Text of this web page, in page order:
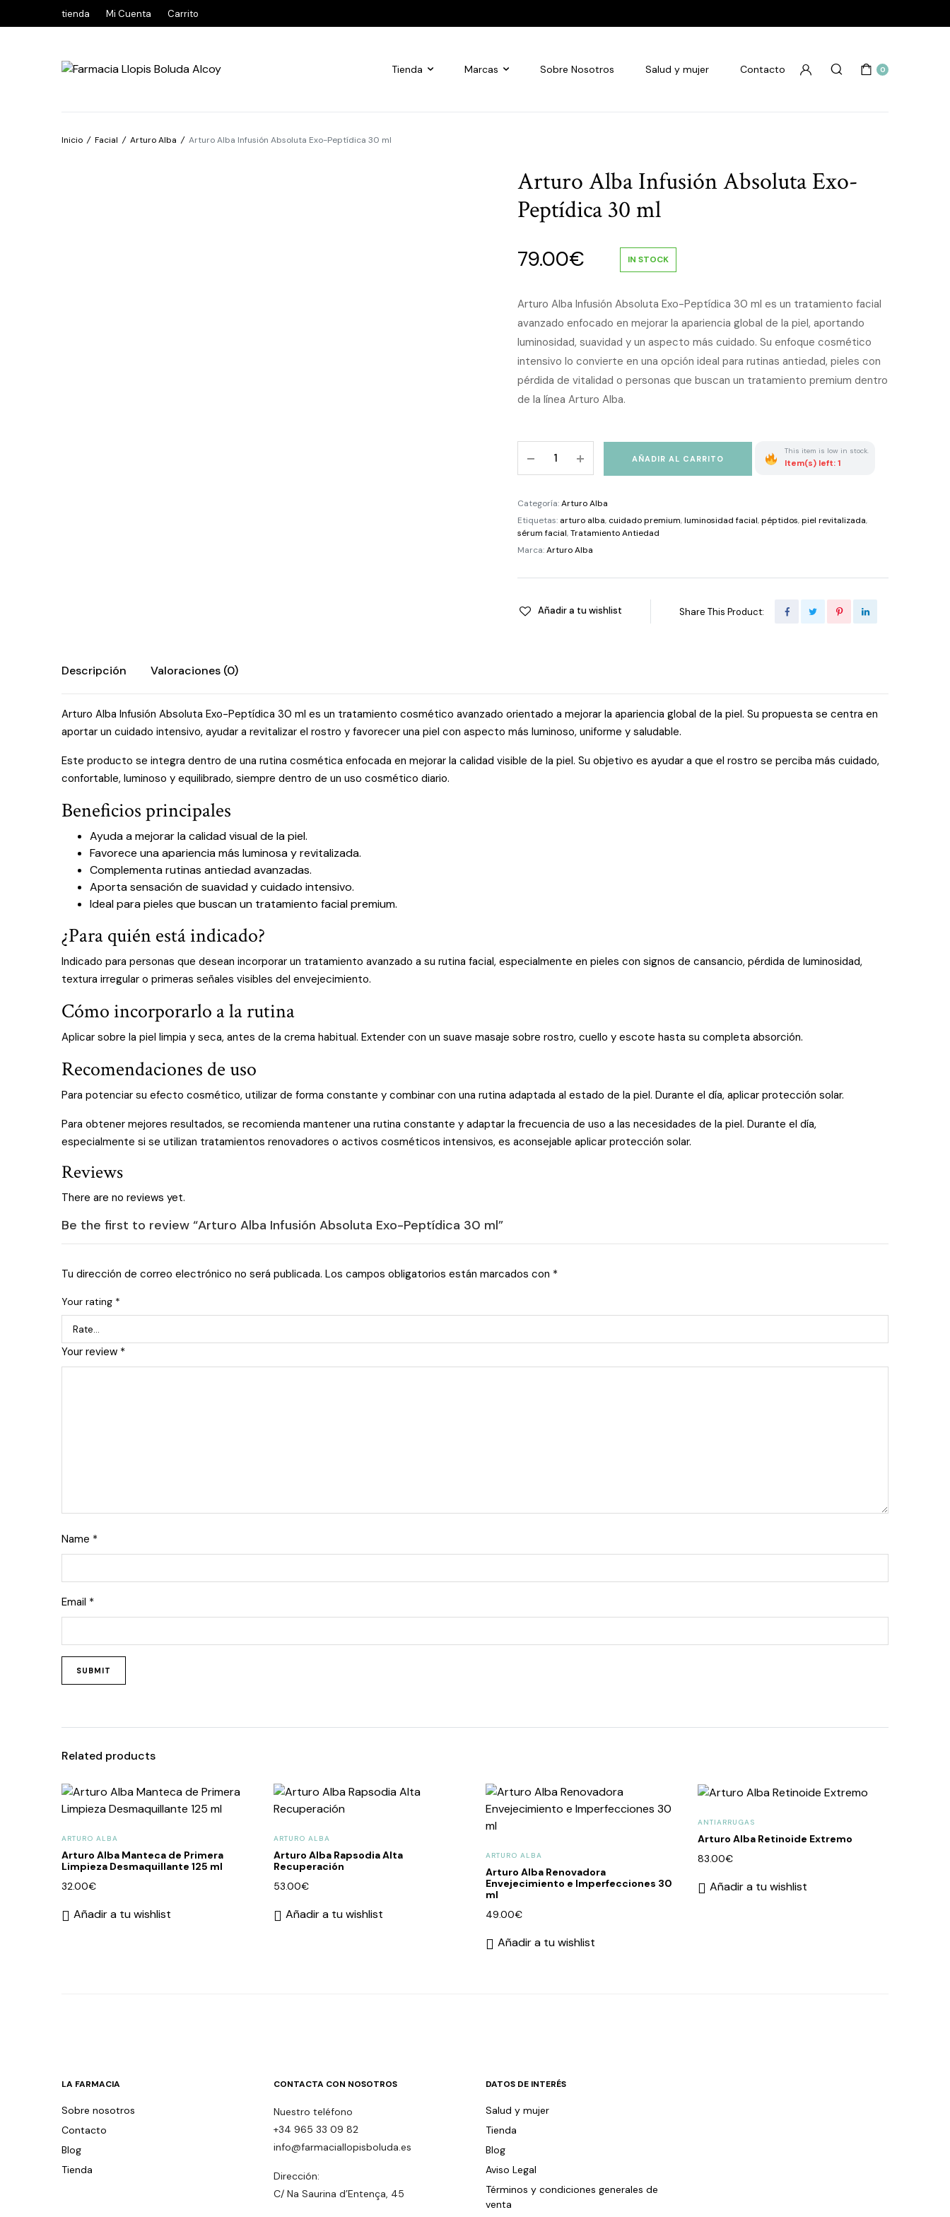
tienda Mi Cuenta Carrito
Tienda Marcas Sobre Nosotros Salud y mujer Contacto 0
Inicio / Facial / Arturo Alba / Arturo Alba Infusión Absoluta Exo-Peptídica 30 ml
Arturo Alba Infusión Absoluta Exo-
Peptídica 30 ml
79.00€ IN STOCK
Arturo Alba Infusión Absoluta Exo-Peptídica 30 ml es un tratamiento facial
avanzado enfocado en mejorar la apariencia global de la piel, aportando
luminosidad, suavidad y un aspecto más cuidado. Su enfoque cosmético
intensivo lo convierte en una opción ideal para rutinas antiedad, pieles con
pérdida de vitalidad o personas que buscan un tratamiento premium dentro
de la línea Arturo Alba.
Alba
Absoluta
Exo-
Peptídica
30
AÑADIR AL CARRITO
This item is low in stock.
Item(s) left: 1
Categoría:Arturo Alba
Etiquetas: arturo alba, cuidado premium,luminosidad facial,péptidos,piel revitalizada,
sérum facial,Tratamiento Antiedad
Marca:Arturo Alba
Añadir a tu wishlist Share This Product:
Descripción Valoraciones (0)
Arturo Alba Infusión Absoluta Exo-Peptídica 30 ml es un tratamiento cosmético avanzado orientado a mejorar la apariencia global de la piel. Su propuesta se centra en
aportar un cuidado intensivo, ayudar a revitalizar el rostro y favorecer una piel con aspecto más luminoso, uniforme y saludable.
Este producto se integra dentro de una rutina cosmética enfocada en mejorar la calidad visible de la piel. Su objetivo es ayudar a que el rostro se perciba más cuidado,
confortable, luminoso y equilibrado, siempre dentro de un uso cosmético diario.
Beneficios principales
Ayuda a mejorar la calidad visual de la piel.
Favorece una apariencia más luminosa y revitalizada.
Complementa rutinas antiedad avanzadas.
Aporta sensación de suavidad y cuidado intensivo.
Ideal para pieles que buscan un tratamiento facial premium.
¿Para quién está indicado?
Indicado para personas que desean incorporar un tratamiento avanzado a su rutina facial, especialmente en pieles con signos de cansancio, pérdida de luminosidad,
textura irregular o primeras señales visibles del envejecimiento.
Cómo incorporarlo a la rutina
Aplicar sobre la piel limpia y seca, antes de la crema habitual. Extender con un suave masaje sobre rostro, cuello y escote hasta su completa absorción.
Recomendaciones de uso
Para potenciar su efecto cosmético, utilizar de forma constante y combinar con una rutina adaptada al estado de la piel. Durante el día, aplicar protección solar.
Para obtener mejores resultados, se recomienda mantener una rutina constante y adaptar la frecuencia de uso a las necesidades de la piel. Durante el día,
especialmente si se utilizan tratamientos renovadores o activos cosméticos intensivos, es aconsejable aplicar protección solar.
Reviews
There are no reviews yet.
Be the first to review “Arturo Alba Infusión Absoluta Exo-Peptídica 30 ml”
Tu dirección de correo electrónico no será publicada. Los campos obligatorios están marcados con *
Your rating *
Your review *
Name *
Email *
Related products
ARTURO ALBA
Arturo Alba Manteca de Primera
Limpieza Desmaquillante 125 ml
32.00€
Añadir a tu wishlist
ARTURO ALBA
Arturo Alba Rapsodia Alta
Recuperación
53.00€
Añadir a tu wishlist
ARTURO ALBA
Arturo Alba Renovadora
Envejecimiento e Imperfecciones 30
ml
49.00€
Añadir a tu wishlist
ANTIARRUGAS
Arturo Alba Retinoide Extremo
83.00€
Añadir a tu wishlist
LA FARMACIA
Sobre nosotros
Contacto
Blog
Tienda
CONTACTA CON NOSOTROS
Nuestro teléfono
+34 965 33 09 82
info@farmaciallopisboluda.es
Dirección:
C/ Na Saurina d’Entença, 45
DATOS DE INTERÉS
Salud y mujer
Tienda
Blog
Aviso Legal
Términos y condiciones generales de
venta